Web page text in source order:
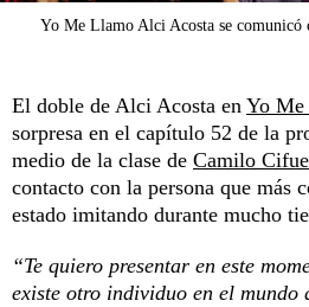
Yo Me Llamo Alci Acosta se
El doble de Alci Acosta en Yo
sorpresa en el capítulo 52 de la
medio de la clase de Camilo
contacto con la persona que más
estado imitando durante mucho
“Te quiero presentar en este
existe otro individuo en el mundo